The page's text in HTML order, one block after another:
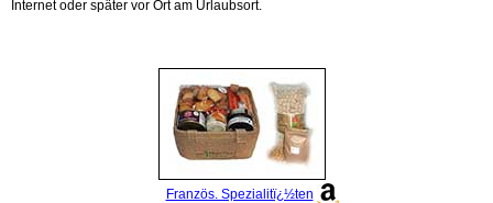
Internet oder später vor Ort am Urlaubsort.
Französ. Spezialitï¿½ten